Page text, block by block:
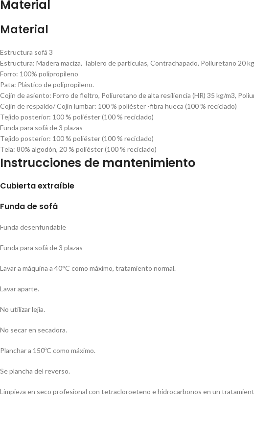
Material
Material
Estructura sofá 3
Estructura: Madera maciza, Tablero de partículas, Contrachapado, Poliuretano 20
Forro: 100% polipropileno
Pata: Plástico de polipropileno.
Cojín de asiento: Forro de fieltro, Poliuretano de alta resiliencia (HR) 35 kg/m3,
Cojín de respaldo/ Cojín lumbar: 100 % poliéster -fibra hueca (100 % reciclado)
Tejido posterior: 100 % poliéster (100 % reciclado)
Funda para sofá de 3 plazas
Tejido posterior: 100 % poliéster (100 % reciclado)
Tela: 80% algodón, 20 % poliéster (100 % reciclado)
Instrucciones de mantenimiento
Cubierta extraíble
Funda de sofá
Funda desenfundable
Funda para sofá de 3 plazas
Lavar a máquina a 40°C como máximo, tratamiento normal.
Lavar aparte.
No utilizar lejía.
No secar en secadora.
Planchar a 150ºC como máximo.
Se plancha del reverso.
Limpieza en seco profesional con tetracloroeteno e hidrocarbonos en un